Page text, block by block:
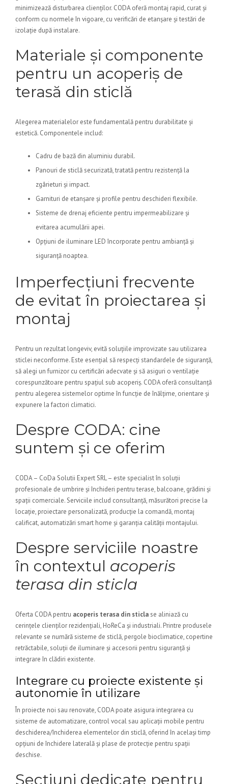
minimizează disturbarea clienților. CODA oferă montaj rapid, curat și
conform cu normele în vigoare, cu verificări de etanșare și testări de
izolație după instalare.
Materiale și componente
pentru un acoperiș de
terasă din sticlă
Alegerea materialelor este fundamentală pentru durabilitate și
estetică. Componentele includ:
Cadru de bază din aluminiu durabil.
Panouri de sticlă securizată, tratată pentru rezistență la
zgârieturi și impact.
Garnituri de etanșare și profile pentru deschideri flexibile.
Sisteme de drenaj eficiente pentru impermeabilizare și
evitarea acumulării apei.
Opțiuni de iluminare LED încorporate pentru ambianță și
siguranță noaptea.
Imperfecțiuni frecvente
de evitat în proiectarea și
montaj
Pentru un rezultat longeviv, evită soluțiile improvizate sau utilizarea
sticlei neconforme. Este esențial să respecți standardele de siguranță,
să alegi un furnizor cu certificări adecvate și să asiguri o ventilație
corespunzătoare pentru spațiul sub acoperiș. CODA oferă consultanță
pentru alegerea sistemelor optime în funcție de înălțime, orientare și
expunere la factori climatici.
Despre CODA: cine
suntem și ce oferim
CODA – CoDa Solutii Expert SRL – este specialist în soluții
profesionale de umbrire și închideri pentru terase, balcoane, grădini și
spații comerciale. Serviciile includ consultanță, măsurători precise la
locație, proiectare personalizată, producție la comandă, montaj
calificat, automatizări smart home și garanția calității montajului.
Despre serviciile noastre
în contextul acoperis
terasa din sticla
Oferta CODA pentru acoperis terasa din sticlase aliniază cu
cerințele clienților rezidențiali, HoReCa și industriali. Printre produsele
relevante se numără sisteme de sticlă, pergole bioclimatice, copertine
retrăctabile, soluții de iluminare și accesorii pentru siguranță și
integrare în clădiri existente.
Integrare cu proiecte existente și
autonomie în utilizare
În proiecte noi sau renovate, CODA poate asigura integrarea cu
sisteme de automatizare, control vocal sau aplicații mobile pentru
deschiderea/închiderea elementelor din sticlă, oferind în același timp
opțiuni de închidere laterală și plase de protecție pentru spații
deschise.
Secțiuni dedicate pentru